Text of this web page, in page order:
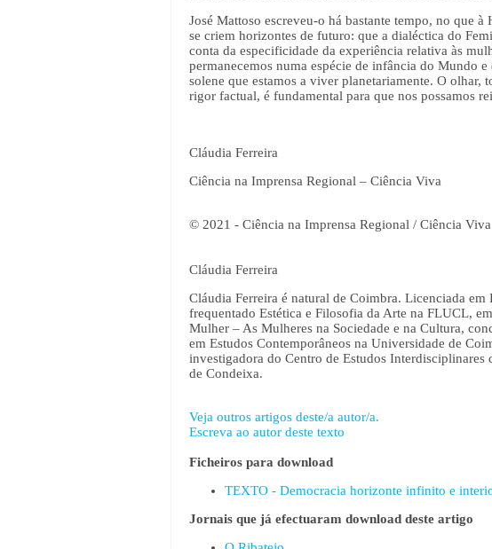
José Mattoso escreveu-o há bastante tempo, no que
se criem horizontes de futuro: que a dialéctica do
conta da especificidade da experiência relativa às
permanecemos numa espécie de infância do Mundo
solene que estamos a viver planetariamente. O olhar,
rigor factual, é fundamental para que nos possamos
Cláudia Ferreira
Ciência na Imprensa Regional – Ciência Viva
© 2021 - Ciência na Imprensa Regional / Ciência Viva
Cláudia Ferreira
Cláudia Ferreira é natural de Coimbra. Licenciada
frequentado Estética e Filosofia da Arte na FLUCL,
Mulher – As Mulheres na Sociedade e na Cultura,
em Estudos Contemporâneos na Universidade de
investigadora do Centro de Estudos
de Condeixa.
Veja outros artigos deste/a autor/a.
Escreva ao autor deste texto
Ficheiros para download
TEXTO - Democracia horizonte infinito e
Jornais que já efectuaram download deste artigo